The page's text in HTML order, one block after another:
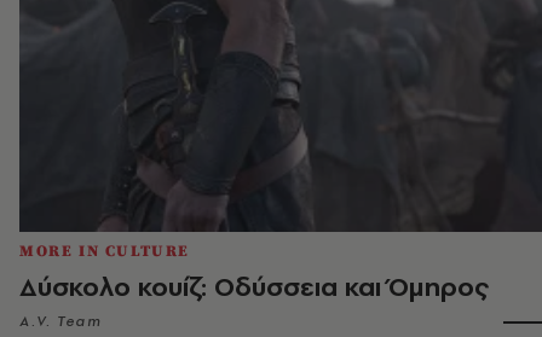
MORE IN CULTURE
Δύσκολο κουίζ: Οδύσσεια και Όμηρος
A.V. Team